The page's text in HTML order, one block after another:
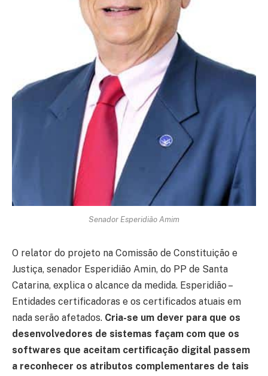
Senador Esperidião Amim
O relator do projeto na Comissão de Constituição e
Justiça, senador Esperidião Amin, do PP de Santa
Catarina, explica o alcance da medida. Esperidião –
Entidades certificadoras e os certificados atuais em
nada serão afetados. Cria-se um dever para que os
desenvolvedores de sistemas façam com que os
softwares que aceitam certificação digital passem
a reconhecer os atributos complementares de tais